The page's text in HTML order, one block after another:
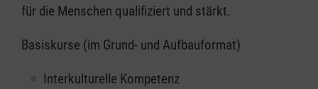
für die Menschen qualifiziert und stärkt.
Basiskurse (im Grund- und Aufbauformat)
Interkulturelle Kompetenz